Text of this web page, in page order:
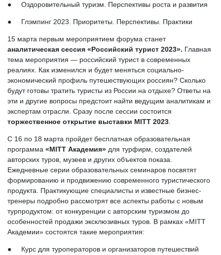
● Оздоровительный туризм. Перспективы роста и развития
● Глэмпинг 2023. Приоритеты. Перспективы. Практики
15 марта первым мероприятием форума станет
аналитическая сессия «Российский турист 2023». Главная
тема мероприятия — российский турист в современных
реалиях. Как изменился и будет меняться социально-
экономический профиль путешествующих россиян? Сколько
будут готовы тратить туристы из России на отдыхе? Ответы на
эти и другие вопросы предстоит найти ведущим аналитикам и
экспертам отрасли. Сразу после сессии состоится
торжественное открытие выставки MITT 2023
C 16 по 18 марта пройдет бесплатная образовательная
программа «MITT Академия» для турфирм, создателей
авторских туров, музеев и других объектов показа.
Ежедневные серии образовательных семинаров посвятят
формированию и продвижению современного туристического
продукта. Практикующие специалисты и известные бизнес-
тренеры подробно рассмотрят все аспекты работы с новым
турпродуктом: от конкуренции с авторским туризмом до
особенностей продажи эксклюзивных туров. В рамках «MITT
Академии» состоятся такие мероприятия:
● Курс для туроператоров и организаторов путешествий